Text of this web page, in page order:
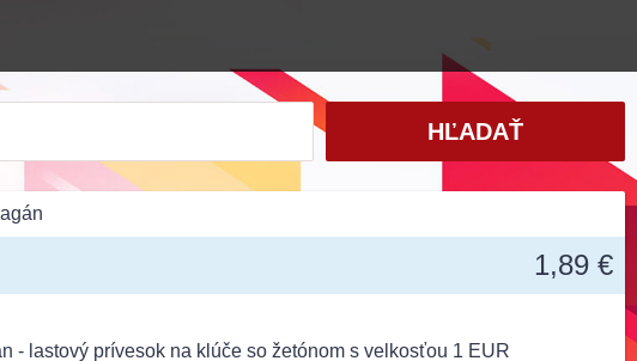
HĽADAŤ
1,89 €
- lastový prívesok na klúče so žetónom s velkosťou 1 EUR